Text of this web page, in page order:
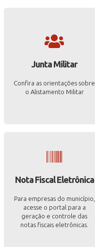
Junta Militar
Confira as orientações sobre
o Alistamento Militar
Nota Fiscal Eletrônica
Para empresas do município,
acesse o portal para a
geração e controle das
notas fiscais eletrônicas.